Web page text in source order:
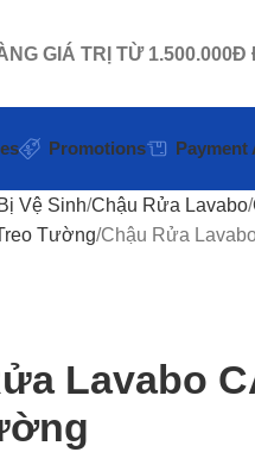
GIÁ TRỊ TỪ 1.500.000Đ
Promotions Payment
Vệ Sinh Chậu Rửa Lavabo
Tường Chậu Rửa
Lavabo